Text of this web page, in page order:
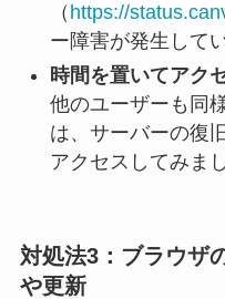
（ https://
ー障害が発生して
時間を置いてアク
他のユーザーも同
は、サーバーの復
アクセスしてみま
対処法3：ブラウザ
や更新